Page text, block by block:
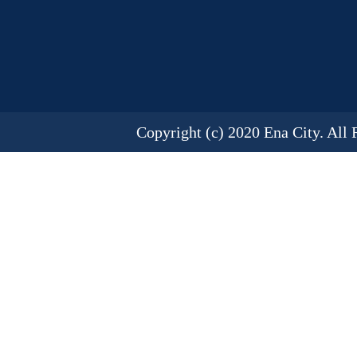
Copyright (c) 2020 Ena City. All